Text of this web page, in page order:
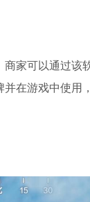
家可以通过该
在游戏中使用